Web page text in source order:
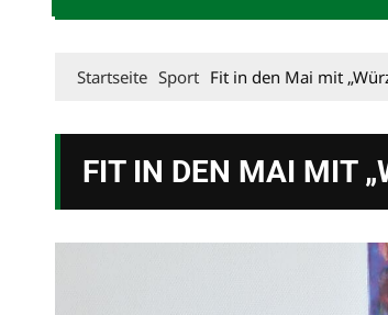
Startseite Sport Fit in den Mai mit
FIT IN DEN MAI MIT